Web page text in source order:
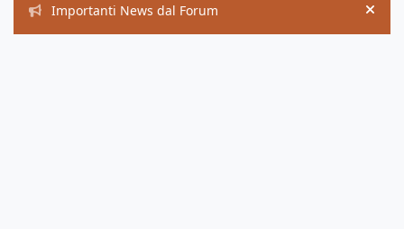
Importanti News dal Forum Hide